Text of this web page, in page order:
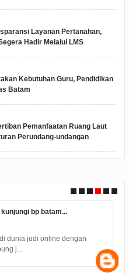
Layanan Pertanahan,
Hadir Melalui LMS
Kebutuhan Guru, Pendidikan
Batam
Pemanfaatan Ruang Laut
Perundang-undangan
bp batam...
dunia judi online dengan
j...